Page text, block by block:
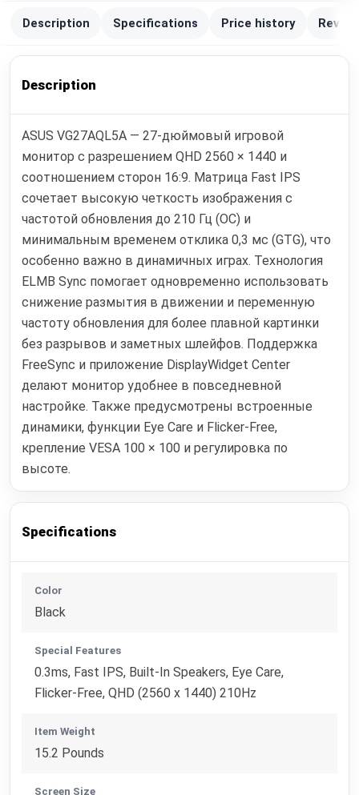
Description Specifications Price history
Description
ASUS VG27AQL5A — 27-дюймовый игровой
монитор с разрешением QHD 2560 × 1440 и
соотношением сторон 16:9. Матрица Fast IPS
сочетает высокую четкость изображения с
частотой обновления до 210 Гц (OC) и
минимальным временем отклика 0,3 мс (GTG), что
особенно важно в динамичных играх. Технология
ELMB Sync помогает одновременно использовать
снижение размытия в движении и переменную
частоту обновления для более плавной картинки
без разрывов и заметных шлейфов. Поддержка
FreeSync и приложение DisplayWidget Center
делают монитор удобнее в повседневной
настройке. Также предусмотрены встроенные
динамики, функции Eye Care и Flicker-Free,
крепление VESA 100 × 100 и регулировка по
высоте.
Specifications
Color
Black
Special Features
0.3ms, Fast IPS, Built-In Speakers, Eye Care,
Flicker-Free, QHD (2560 x 1440) 210Hz
Item Weight
15.2 Pounds
Screen Size